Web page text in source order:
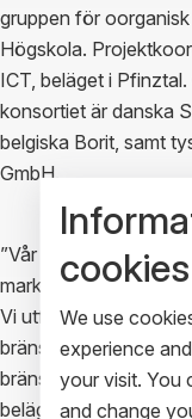
gruppen för
Högskola.
ICT, beläget i
konsortiet är danska
belgiska Borit, samt
GmbH.
”Vår beläggning
marknaden genom
Vi utför idag löpande
bränslecellsplattor
bränsleceller. Genom
beläggningar till HT-
cookies
We use
experience
your visit. You
and change